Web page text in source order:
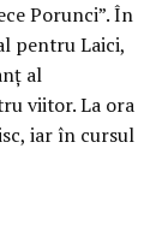
Porunci”. În
pentru Laici,
al
viitor. La ora
iar în cursul